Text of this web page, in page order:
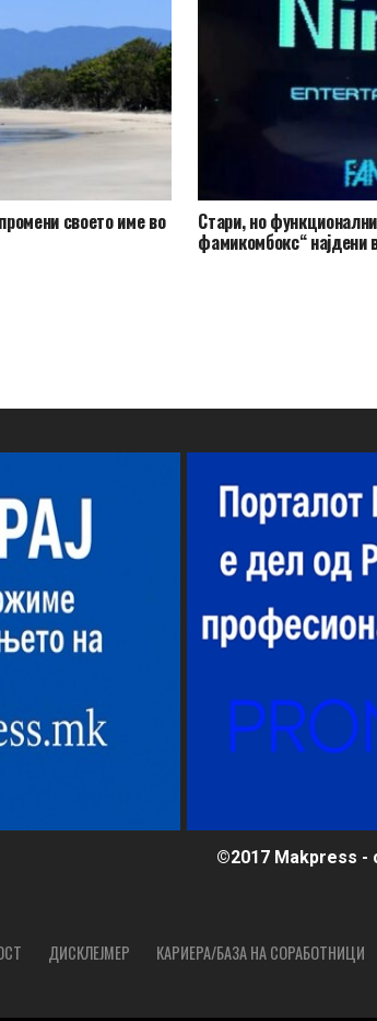
своето име во Стари, но
фамикомбокс“ најдени
©2017 Makpress -
ДИСКЛЕЈМЕР КАРИЕРА/БАЗА НА СОРАБОТНИЦИ